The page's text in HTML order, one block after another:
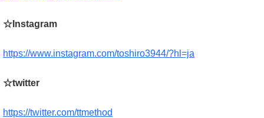
☆Instagram
https://www.instagram.com/toshiro3944/?hl=ja
☆twitter
https://twitter.com/ttmethod